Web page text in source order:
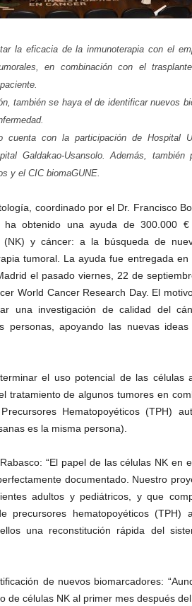
la eficacia de la inmunoterapia con el
en combinación con el
también se haya el de identificar nuevos
cuenta con la participación de Hospital
Galdakao-Usansolo. Además, también
y el CIC biomaGUNE.
coordinado por el Dr. Francisco
ha obtenido una ayuda de 300.000
(NK) y cáncer: a la búsqueda de
tumoral. La ayuda fue entregada
el pasado viernes, 22 de
World Cancer Research Day. El
una investigación de calidad del
personas, apoyando las nuevas
el uso potencial de las células
tratamiento de algunos tumores en
Hematopoyéticos (TPH)
es la misma persona).
“El papel de las células NK en
documentado. Nuestro
adultos y pediátricos, y que
precursores hematopoyéticos (TPH)
una reconstitución rápida del
de nuevos biomarcadores:
de células NK al primer mes después